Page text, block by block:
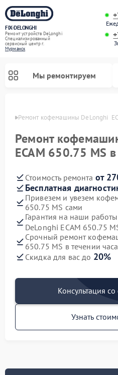
FIX-DELONGHI
Ремонт устройств DeLonghi
Специализированный
cервисный центр г.
Мурманск
Мы ремонтируем
Ремонт кофемашины DeLonghi
Ремонт
ECAM 650.75 MS
Стоимость ремонта от
Бесплатная
Привезем и увезем
650.75 MS сами
Гарантия на наши
DeLonghi ECAM 650.75
Срочный ремонт
650.75 MS в течении часа
Скидка для вас до 20%
Консультация
Узнать